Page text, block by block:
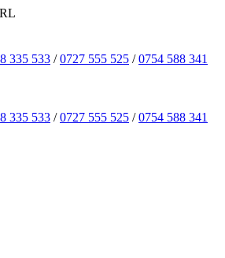
335 533 /0727 555 525 /0754 588 341
335 533 /0727 555 525 /0754 588 341